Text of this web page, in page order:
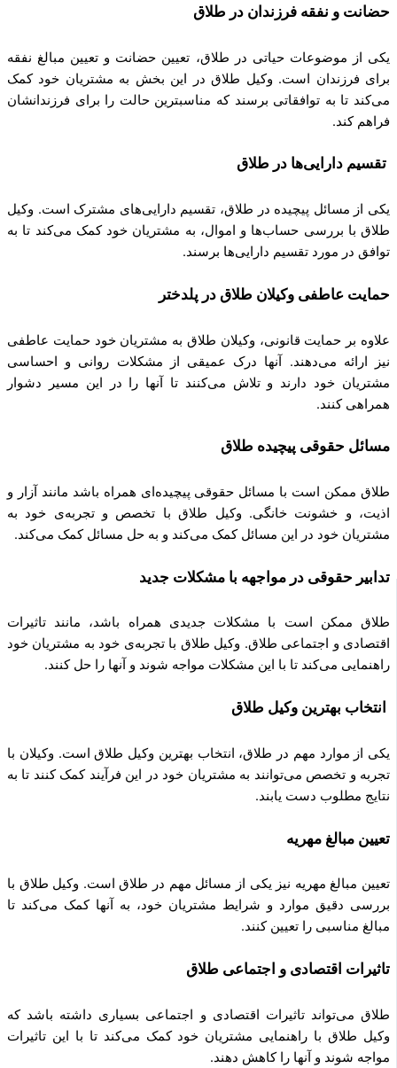
حضانت و نفقه فرزندان در طلاق
یکی از موضوعات حیاتی در طلاق، تعیین حضانت و تعیین مبالغ نفقه
برای فرزندان است. وکیل طلاق در این بخش به مشتریان خود کمک
می‌کند تا به توافقاتی برسند که مناسبترین حالت را برای فرزندانشان
فراهم کند.
تقسیم دارایی‌ها در طلاق
یکی از مسائل پیچیده در طلاق، تقسیم دارایی‌های مشترک است. وکیل
طلاق با بررسی حساب‌ها و اموال، به مشتریان خود کمک می‌کند تا به
توافق در مورد تقسیم دارایی‌ها برسند.
حمایت عاطفی وکیلان طلاق در پلدختر
علاوه بر حمایت قانونی، وکیلان طلاق به مشتریان خود حمایت عاطفی
نیز ارائه می‌دهند. آنها درک عمیقی از مشکلات روانی و احساسی
مشتریان خود دارند و تلاش می‌کنند تا آنها را در این مسیر دشوار
همراهی کنند.
مسائل حقوقی پیچیده طلاق
طلاق ممکن است با مسائل حقوقی پیچیده‌ای همراه باشد مانند آزار و
اذیت، و خشونت خانگی. وکیل طلاق با تخصص و تجربه‌ی خود به
مشتریان خود در این مسائل کمک می‌کند و به حل مسائل کمک می‌کند.
تدابیر حقوقی در مواجهه با مشکلات جدید
طلاق ممکن است با مشکلات جدیدی همراه باشد، مانند تاثیرات
اقتصادی و اجتماعی طلاق. وکیل طلاق با تجربه‌ی خود به مشتریان خود
راهنمایی می‌کند تا با این مشکلات مواجه شوند و آنها را حل کنند.
انتخاب بهترین وکیل طلاق
یکی از موارد مهم در طلاق، انتخاب بهترین وکیل طلاق است. وکیلان با
تجربه و تخصص می‌توانند به مشتریان خود در این فرآیند کمک کنند تا به
نتایج مطلوب دست یابند.
تعیین مبالغ مهریه
تعیین مبالغ مهریه نیز یکی از مسائل مهم در طلاق است. وکیل طلاق با
بررسی دقیق موارد و شرایط مشتریان خود، به آنها کمک می‌کند تا
مبالغ مناسبی را تعیین کنند.
تاثیرات اقتصادی و اجتماعی طلاق
طلاق می‌تواند تاثیرات اقتصادی و اجتماعی بسیاری داشته باشد که
وکیل طلاق با راهنمایی مشتریان خود کمک می‌کند تا با این تاثیرات
مواجه شوند و آنها را کاهش دهند.